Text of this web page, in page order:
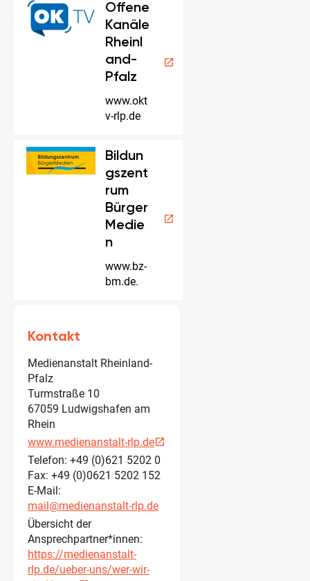
Offene
Kanäle
Rheinl
and-
Pfalz
www.okt
v-rlp.de
open_in_new
Bildun
gszent
rum
Bürger
Medie
n
www.bz-
bm.de.
open_in_new
Kontakt
Medienanstalt Rheinland-
Pfalz
Turmstraße 10
67059 Ludwigshafen am
Rhein
www.medienanstalt-rlp.deopen_in_new
Telefon: +49 (0)621 5202 0
Fax: +49 (0)0621 5202 152
E-Mail:
mail@medienanstalt-rlp.de
Übersicht der
Ansprechpartner*innen:
https://medienanstalt-
rlp.de/ueber-uns/wer-wir-